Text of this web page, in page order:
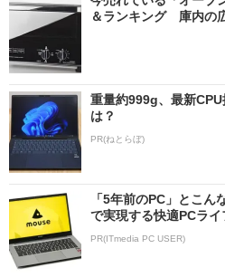
＆ランキング 庫内の
重量約999g、最新
は？
PR(ねとらぼ)
「5年前のPC」とこ
で実現する快適PCライ
PR(ITmedia PC USER)